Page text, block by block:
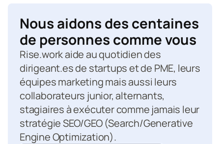
Nous aidons des centaines
de personnes comme vous
Rise.work aide au quotidien des
dirigeant.es de startups et de PME, leurs
équipes marketing mais aussi leurs
collaborateurs junior, alternants,
stagiaires à exécuter comme jamais leur
stratégie SEO/GEO (Search/Generative
Engine Optimization).